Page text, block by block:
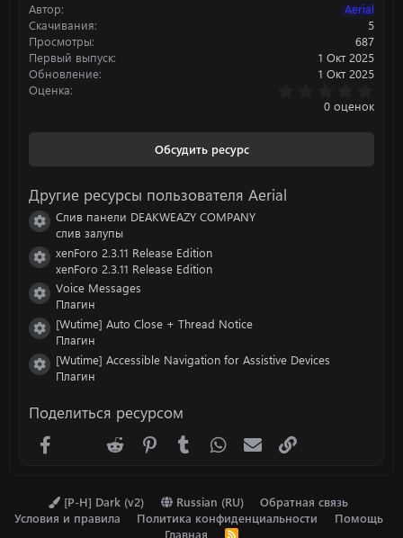
и
:
Автор
Aerial
Скачивания
5
Просмотры
687
Первый выпуск
1 Окт 2025
Обновление
1 Окт 2025
Оценка
.
0
0 оценок
Обсудить ресурс
Другие ресурсы пользователя Aerial
Иконка ресурса
Слив панели DEAKWEAZY COMPANY
слив залупы
Иконка ресурса
xenForo 2.3.11 Release Edition
xenForo 2.3.11 Release Edition
Иконка ресурса
Voice Messages
Плагин
Иконка ресурса
[Wutime] Auto Close + Thread Notice
Плагин
Иконка ресурса
[Wutime] Accessible Navigation for Assistive Devices
Плагин
Поделиться ресурсом
FacebookX (Twitter)
Reddit PinterestTumblr WhatsAppЭлектронная почта
[P-H] Dark (v2) Russian (RU)
Обратная связь
Условия и правила
Политика конфиденциальности
Помощь
Главная
R